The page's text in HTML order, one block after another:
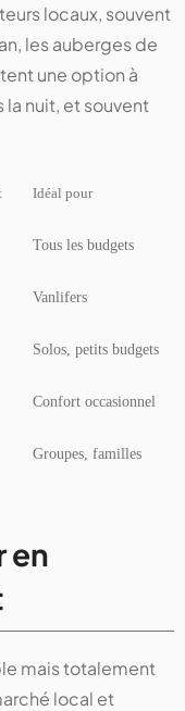
locaux, souvent
les auberges de
une option à
la nuit, et souvent
Idéal pour
Tous les budgets
Vanlifers
Solos, petits budgets
Confort occasionnel
Groupes, familles
en
mais totalement
local et